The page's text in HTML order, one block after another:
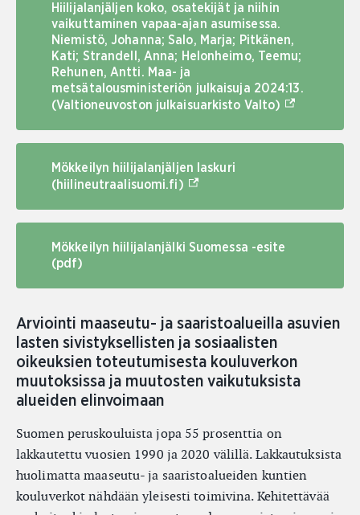
Hiilijalanjäljen koko, osatekijät ja niihin
vaikuttaminen vapaa-ajan asumisessa.
Niemistö, Johanna; Salo, Marja; Pitkänen,
Kati; Strandell, Anna; Helonheimo, Teemu;
Rehunen, Antti. Maa- ja
metsätalousministeriön julkaisuja 2024:13.
(Valtioneuvoston julkaisuarkisto Valto) (Ulkoinen
Mökkeilyn hiilijalanjäljen laskuri
(hiilineutraalisuomi.fi) (Ulkoinen linkki)
Mökkeilyn hiilijalanjälki Suomessa -esite
(pdf)
Arviointi maaseutu- ja saaristoalueilla asuvien
lasten sivistyksellisten ja sosiaalisten
oikeuksien toteutumisesta kouluverkon
muutoksissa ja muutosten vaikutuksista
alueiden elinvoimaan
Suomen peruskouluista jopa 55 prosenttia on
lakkautettu vuosien 1990 ja 2020 välillä. Lakkautuksista
huolimatta maaseutu- ja saaristoalueiden kuntien
kouluverkot nähdään yleisesti toimivina. Kehitettävää